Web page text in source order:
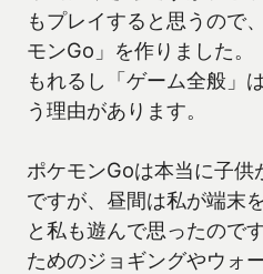
もプレイすると思うので
モンGo」を作りました。
もれるし「ゲーム全般」
う理由があります。
ポケモンGoは本当に子供
ですが、昼間は私が端末
と私も遊んで思ったので
ためのジョギングやウォ